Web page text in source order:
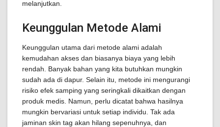
melanjutkan.
Keunggulan Metode Alami
Keunggulan utama dari metode alami adalah
kemudahan akses dan biasanya biaya yang lebih
rendah. Banyak bahan yang kita butuhkan mungkin
sudah ada di dapur. Selain itu, metode ini mengurangi
risiko efek samping yang seringkali dikaitkan dengan
produk medis. Namun, perlu dicatat bahwa hasilnya
mungkin bervariasi untuk setiap individu. Tak ada
jaminan skin tag akan hilang sepenuhnya, dan